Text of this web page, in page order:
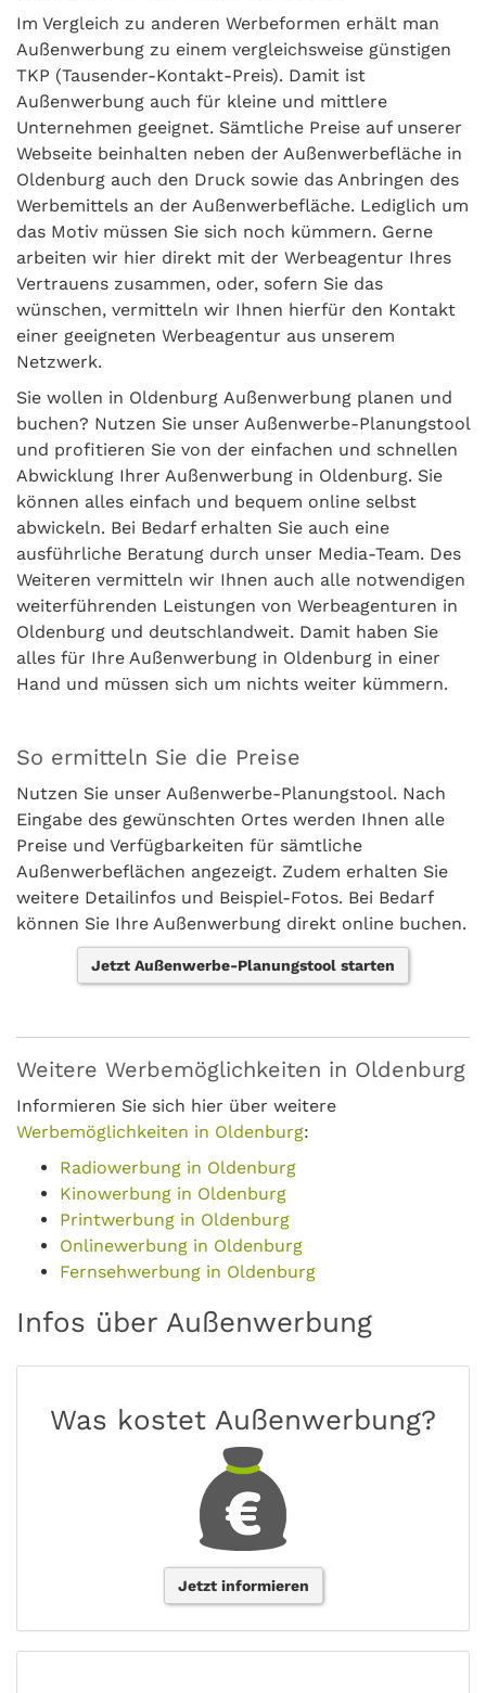
Im Vergleich zu anderen Werbeformen erhält man
Außenwerbung zu einem vergleichsweise günstigen
TKP (Tausender-Kontakt-Preis). Damit ist
Außenwerbung auch für kleine und mittlere
Unternehmen geeignet. Sämtliche Preise auf unserer
Webseite beinhalten neben der Außenwerbefläche in
Oldenburg auch den Druck sowie das Anbringen des
Werbemittels an der Außenwerbefläche. Lediglich um
das Motiv müssen Sie sich noch kümmern. Gerne
arbeiten wir hier direkt mit der Werbeagentur Ihres
Vertrauens zusammen, oder, sofern Sie das
wünschen, vermitteln wir Ihnen hierfür den Kontakt
einer geeigneten Werbeagentur aus unserem
Netzwerk.
Sie wollen in Oldenburg Außenwerbung planen und
buchen? Nutzen Sie unser Außenwerbe-Planungstool
und profitieren Sie von der einfachen und schnellen
Abwicklung Ihrer Außenwerbung in Oldenburg. Sie
können alles einfach und bequem online selbst
abwickeln. Bei Bedarf erhalten Sie auch eine
ausführliche Beratung durch unser Media-Team. Des
Weiteren vermitteln wir Ihnen auch alle notwendigen
weiterführenden Leistungen von Werbeagenturen in
Oldenburg und deutschlandweit. Damit haben Sie
alles für Ihre Außenwerbung in Oldenburg in einer
Hand und müssen sich um nichts weiter kümmern.
So ermitteln Sie die Preise
Nutzen Sie unser Außenwerbe-Planungstool. Nach
Eingabe des gewünschten Ortes werden Ihnen alle
Preise und Verfügbarkeiten für sämtliche
Außenwerbeflächen angezeigt. Zudem erhalten Sie
weitere Detailinfos und Beispiel-Fotos. Bei Bedarf
können Sie Ihre Außenwerbung direkt online buchen.
Jetzt Außenwerbe-Planungstool starten
Weitere Werbemöglichkeiten in Oldenburg
Informieren Sie sich hier über weitere
Werbemöglichkeiten in Oldenburg:
Radiowerbung in Oldenburg
Kinowerbung in Oldenburg
Printwerbung in Oldenburg
Onlinewerbung in Oldenburg
Fernsehwerbung in Oldenburg
Infos über Außenwerbung
Was kostet Außenwerbung?
Jetzt informieren